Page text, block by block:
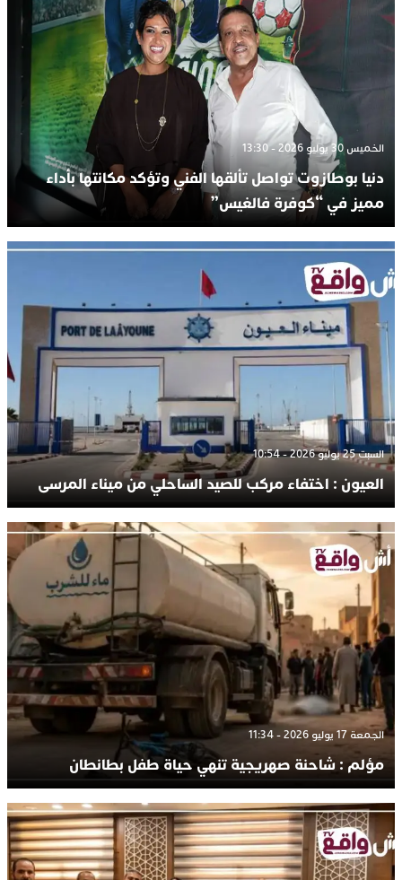
الخميس 30 يوليو 2026 - 13:30
دنيا بوطازوت تواصل تألقها الفني وتؤكد مكانتها بأداء
مميز في “كوفرة فالغيس”
السبت 25 يوليو 2026 - 10:54
العيون : اختفاء مركب للصيد الساحلي من ميناء المرسى
الجمعة 17 يوليو 2026 - 11:34
مؤلم : شاحنة صهريجية تنهي حياة طفل بطانطان